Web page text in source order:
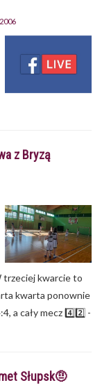
z Bryzą
trzeciej kwarcie to
kwarta ponownie
a cały mecz 4️⃣2️⃣ -
Słupsk🤨